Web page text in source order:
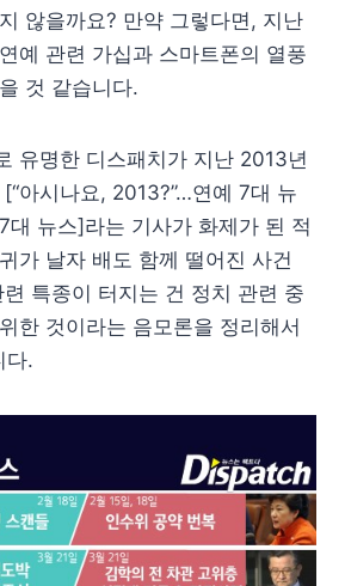
않을까요? 만약 그렇다면, 지난
예 관련 가십과 스마트폰의 열풍
것 같습니다.
유명한 디스패치가 지난 2013년
아시나요, 2013?”…연예 7대 뉴
대 뉴스]라는 기사가 화제가 된 적
가 날자 배도 함께 떨어진 사건
특종이 터지는 건 정치 관련 중
한 것이라는 음모론을 정리해서
다.